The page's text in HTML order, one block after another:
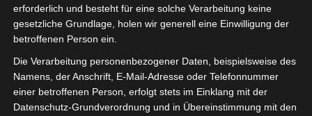
erforderlich und besteht für eine solche Verarbeitung keine
gesetzliche Grundlage, holen wir generell eine Einwilligung der
betroffenen Person ein.
Die Verarbeitung personenbezogener Daten, beispielsweise des
Namens, der Anschrift, E-Mail-Adresse oder Telefonnummer
einer betroffenen Person, erfolgt stets im Einklang mit der
Datenschutz-Grundverordnung und in Übereinstimmung mit den